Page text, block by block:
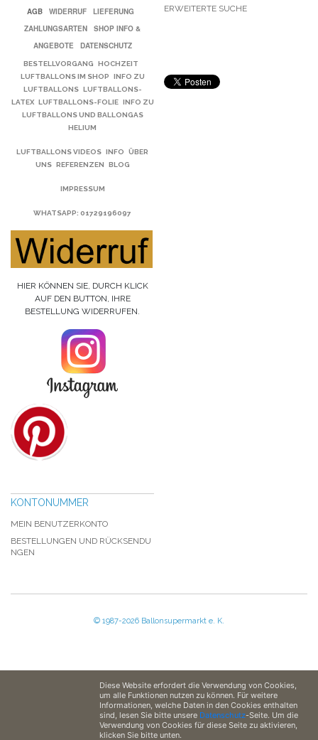
AGB
WIDERRUF
LIEFERUNG
ZAHLUNGSARTEN
SHOP INFO &
ANGEBOTE
DATENSCHUTZ
BESTELLVORGANG
HOCHZEIT
LUFTBALLONS IM SHOP
INFO ZU
LUFTBALLONS LUFTBALLONS-
LATEX LUFTBALLONS-FOLIE INFO ZU
LUFTBALLONS UND BALLONGAS
HELIUM
LUFTBALLONS VIDEOS INFO
ÜBER
UNS REFERENZEN BLOG
IMPRESSUM
WHATSAPP: 01729196097
HIER KÖNNEN SIE, DURCH KLICK
AUF DEN BUTTON, IHRE
BESTELLUNG WIDERRUFEN.
ERWEITERTE SUCHE
KONTONUMMER
MEIN BENUTZERKONTO
BESTELLUNGEN UND RÜCKSENDU
NGEN
© 1987-2026 Ballonsupermarkt e. K.
Diese Website erfordert die Verwendung von Cookies,
um alle Funktionen nutzen zu können. Für weitere
Informationen, welche Daten in den Cookies enthalten
sind, lesen Sie bitte unsere Datenschutz-Seite. Um die
Verwendung von Cookies für diese Seite zu aktivieren,
klicken Sie bitte unten.